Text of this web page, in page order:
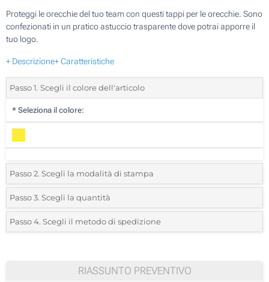
Proteggi le orecchie del tuo team con questi tappi per le orecchie. Sono
confezionati in un pratico astuccio trasparente dove potrai apporre il
tuo logo.
+ Descrizione+ Caratteristiche
Passo 1. Scegli il colore dell'articolo
* Seleziona il colore:
Passo 2. Scegli la modalità di stampa
*Seleziona la posizione di stampa e il colore del vostro logo:
1 Colore (Sull'astuccio)
3 Colori (Sull'astuccio)
Passo 3. Scegli la quantità
*Quantità desiderata:
Passo 4. Scegli il metodo di spedizione
RIASSUNTO PREVENTIVO